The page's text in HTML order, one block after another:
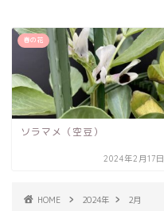
春の花
ソラマメ（空豆）
2024年2月17日
HOME 2024年 2月